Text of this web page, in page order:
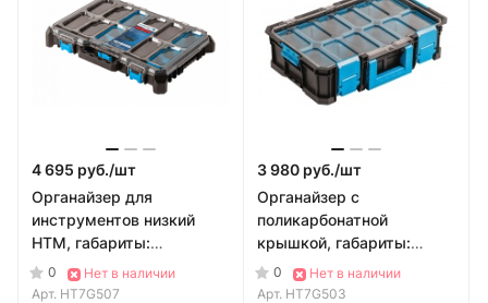
4 695 руб./шт
Органайзер для
инструментов низкий
HTM, габариты:
543х368х77 мм HT7G507
| HOEGERT
0
Нет в наличии
Арт. HT7G507
3 980 руб./шт
Органайзер с
поликарбонатной
крышкой, габариты:
517х331х134 мм
HT7G503 | HOEGERT
0
Нет в наличии
Арт. HT7G503